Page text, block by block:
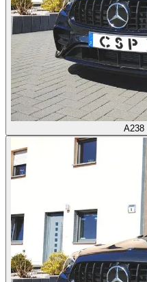
A238